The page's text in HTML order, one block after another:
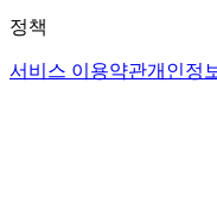
정책
서비스 이용약관개인정